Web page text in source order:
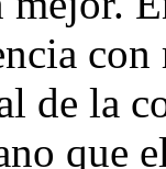
de la
que